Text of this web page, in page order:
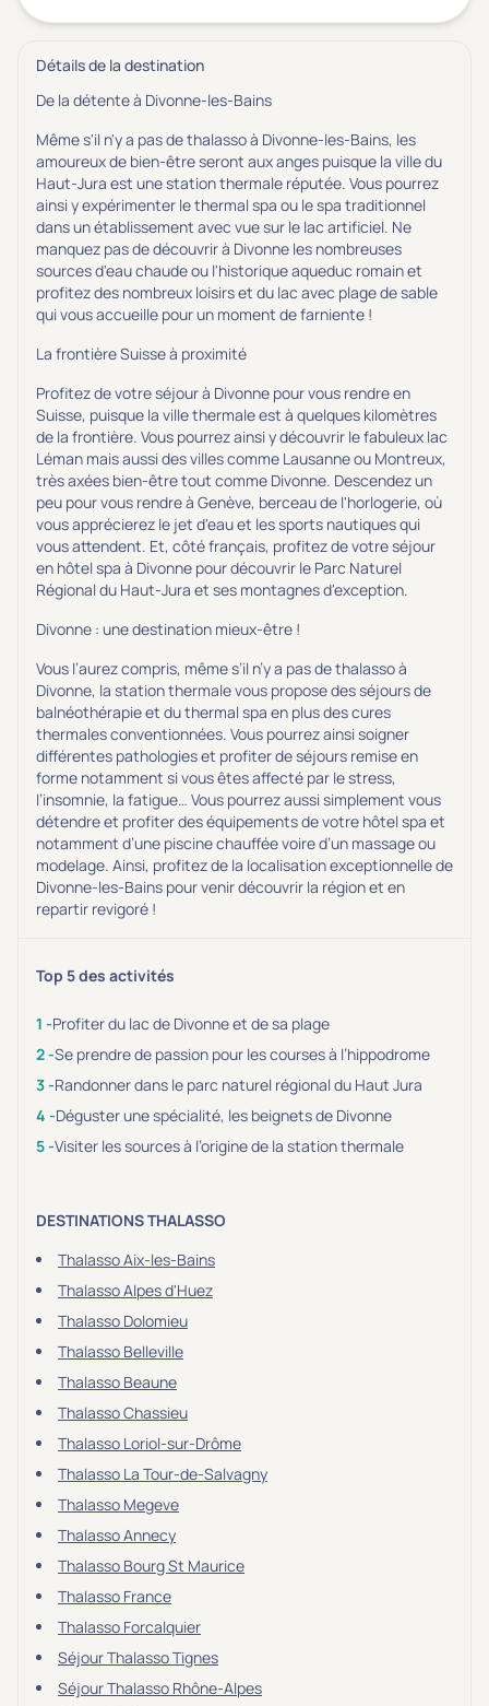
Détails de la destination
De la détente à Divonne-les-Bains
Même s'il n'y a pas de thalasso à Divonne-les-Bains, les
amoureux de bien-être seront aux anges puisque la ville du
Haut-Jura est une station thermale réputée. Vous pourrez
ainsi y expérimenter le thermal spa ou le spa traditionnel
dans un établissement avec vue sur le lac artificiel. Ne
manquez pas de découvrir à Divonne les nombreuses
sources d'eau chaude ou l'historique aqueduc romain et
profitez des nombreux loisirs et du lac avec plage de sable
qui vous accueille pour un moment de farniente !
La frontière Suisse à proximité
Profitez de votre séjour à Divonne pour vous rendre en
Suisse, puisque la ville thermale est à quelques kilomètres
de la frontière. Vous pourrez ainsi y découvrir le fabuleux lac
Léman mais aussi des villes comme Lausanne ou Montreux,
très axées bien-être tout comme Divonne. Descendez un
peu pour vous rendre à Genève, berceau de l'horlogerie, où
vous apprécierez le jet d'eau et les sports nautiques qui
vous attendent. Et, côté français, profitez de votre séjour
en hôtel spa à Divonne pour découvrir le Parc Naturel
Régional du Haut-Jura et ses montagnes d'exception.
Divonne : une destination mieux-être !
Vous l’aurez compris, même s’il n’y a pas de thalasso à
Divonne, la station thermale vous propose des séjours de
balnéothérapie et du thermal spa en plus des cures
thermales conventionnées. Vous pourrez ainsi soigner
différentes pathologies et profiter de séjours remise en
forme notamment si vous êtes affecté par le stress,
l’insomnie, la fatigue… Vous pourrez aussi simplement vous
détendre et profiter des équipements de votre hôtel spa et
notamment d’une piscine chauffée voire d’un massage ou
modelage. Ainsi, profitez de la localisation exceptionnelle de
Divonne-les-Bains pour venir découvrir la région et en
repartir revigoré !
Top 5 des activités
Profiter du lac de Divonne et de sa plage
Se prendre de passion pour les courses à l’hippodrome
Randonner dans le parc naturel régional du Haut Jura
Déguster une spécialité, les beignets de Divonne
Visiter les sources à l’origine de la station thermale
DESTINATIONS THALASSO
Thalasso Aix-les-Bains
Thalasso Alpes d'Huez
Thalasso Dolomieu
Thalasso Belleville
Thalasso Beaune
Thalasso Chassieu
Thalasso Loriol-sur-Drôme
Thalasso La Tour-de-Salvagny
Thalasso Megeve
Thalasso Annecy
Thalasso Bourg St Maurice
Thalasso France
Thalasso Forcalquier
Séjour Thalasso Tignes
Séjour Thalasso Rhône-Alpes